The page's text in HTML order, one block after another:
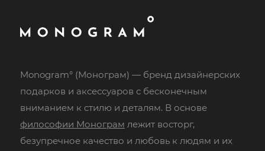
Monogram° (Монограм) — бренд дизайнерских
подарков и аксессуаров с бесконечным
вниманием к стилю и деталям. В основе
философии Монограм лежит восторг,
безупречное качество и любовь к людям и их